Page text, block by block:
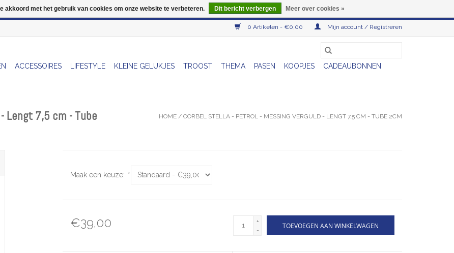
0 Artikelen - €0,00 Mijn account / Registreren
ACCESSOIRES LIFESTYLE KLEINE GELUKJES TROOST THEMA PASEN KOOPJES
CADEAUBONNEN
Lengt 7,5 cm - Tube
HOME / OORBEL STELLA - PETROL - MESSING VERGULD - LENGT 7,5 CM - TUBE 2CM
Maak een keuze: *
€39,00
+
-
TOEVOEGEN AAN WINKELWAGEN
akkoord met het gebruik van cookies om onze website te verbeteren. Dit bericht verbergen Meer over cookies »
Wij zijn uitzonderlijk gesloten op Do 06/08 en Do 13/08